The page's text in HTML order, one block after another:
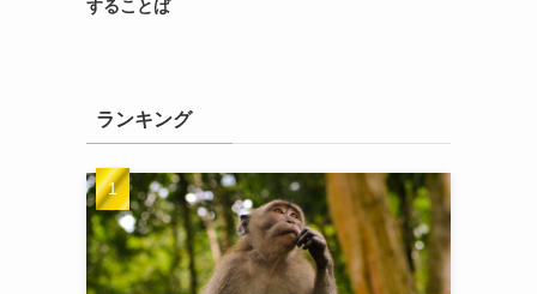
することば
ランキング